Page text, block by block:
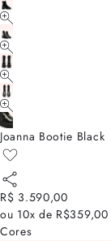
Joanna Bootie Black
R$ 3.590,00
ou 10x de R$359,00
Cores